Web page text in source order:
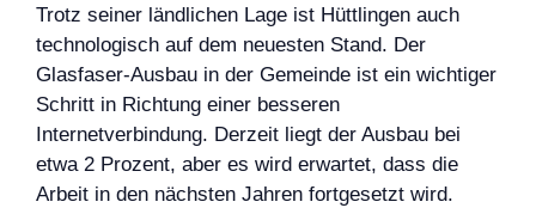
Trotz seiner ländlichen Lage ist Hüttlingen auch
technologisch auf dem neuesten Stand. Der
Glasfaser-Ausbau in der Gemeinde ist ein wichtiger
Schritt in Richtung einer besseren
Internetverbindung. Derzeit liegt der Ausbau bei
etwa 2 Prozent, aber es wird erwartet, dass die
Arbeit in den nächsten Jahren fortgesetzt wird.